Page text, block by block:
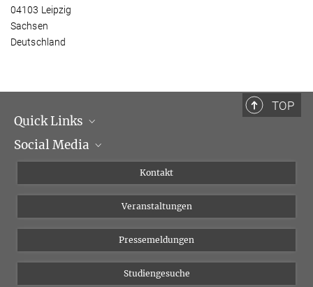
04103 Leipzig
Sachsen
Deutschland
TOP
Quick Links
Institutsleitung
Social Media
YouTube
Kontakt
Veranstaltungen
Pressemeldungen
Studiengesuche